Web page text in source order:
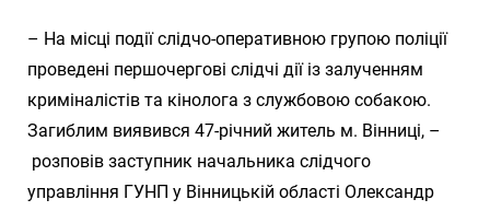
– На місці події слідчо-оперативною групою поліції
проведені першочергові слідчі дії із залученням
криміналістів та кінолога з службовою собакою.
Загиблим виявився 47-річний житель м. Вінниці, –
розповів заступник начальника слідчого
управління ГУНП у Вінницькій області Олександр